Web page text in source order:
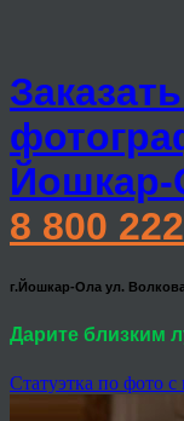
Йошкар-
8 800
г.Йошкар-Ола ул.
Дарите близким
Статуэтка по фото